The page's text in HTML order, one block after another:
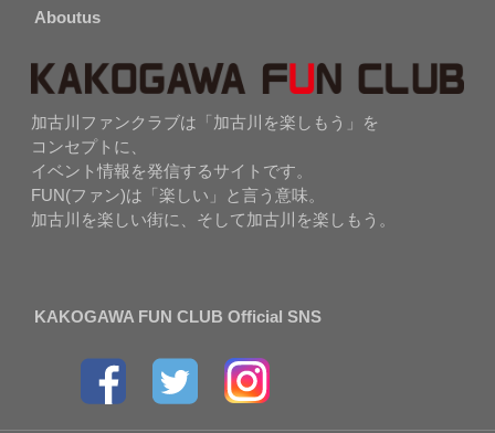
Aboutus
加古川ファンクラブは「加古川を楽しもう」を
コンセプトに、
イベント情報を発信するサイトです。
FUN(ファン)は「楽しい」と言う意味。
加古川を楽しい街に、そして加古川を楽しもう。
KAKOGAWA FUN CLUB Official SNS